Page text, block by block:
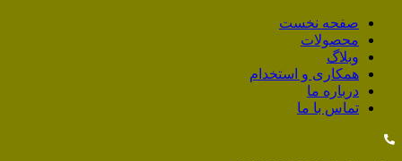
صفحه نخست
محصولات
وبلاگ
همکاری و استخدام
درباره ما
تماس با ما